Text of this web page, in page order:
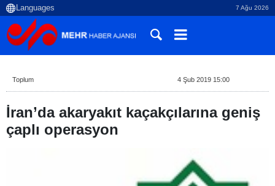
7 Ağu 2026
Toplum 4 Şub 2019 15:00
İran’da akaryakıt kaçakçılarına geniş
çaplı operasyon